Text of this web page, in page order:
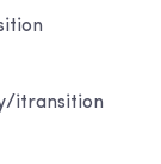
itransition